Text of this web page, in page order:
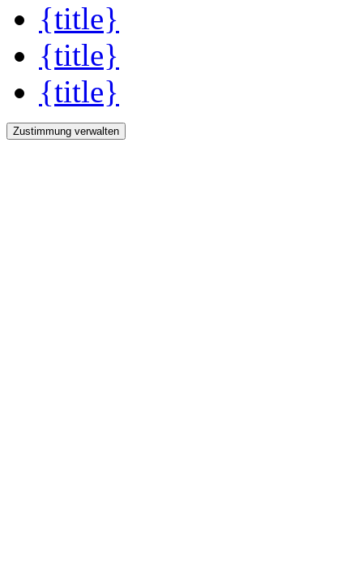
{title}
{title}
{title}
Zustimmung verwalten